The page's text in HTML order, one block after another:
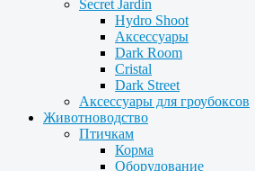
Secret Jardin
Hydro Shoot
Аксессуары
Dark Room
Cristal
Dark Street
Аксессуары для гроубоксов
Животноводство
Птичкам
Корма
Оборудование